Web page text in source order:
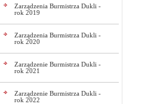
Zarządzenia Burmistrza Dukli -
rok 2019
Zarządzenia Burmistrza Dukli -
rok 2020
Zarządzenie Burmistrza Dukli -
rok 2021
Zarządzenie Burmistrza Dukli -
rok 2022